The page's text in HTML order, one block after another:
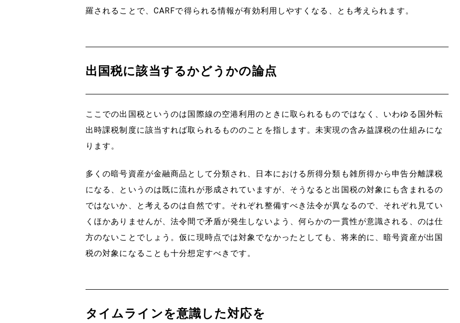
羅されることで、CARFで得られる情報が有効利用しやすくなる、とも考えられます。
出国税に該当するかどうかの論点
ここでの出国税というのは国際線の空港利用のときに取られるものではなく、いわゆる国外転
出時課税制度に該当すれば取られるもののことを指します。未実現の含み益課税の仕組みにな
ります。
多くの暗号資産が金融商品として分類され、日本における所得分類も雑所得から申告分離課税
になる、というのは既に流れが形成されていますが、そうなると出国税の対象にも含まれるの
ではないか、と考えるのは自然です。それぞれ整備すべき法令が異なるので、それぞれ見てい
くほかありませんが、法令間で矛盾が発生しないよう、何らかの一貫性が意識される、のは仕
方のないことでしょう。仮に現時点では対象でなかったとしても、将来的に、暗号資産が出国
税の対象になることも十分想定すべきです。
タイムラインを意識した対応を